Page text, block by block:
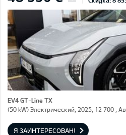
EV4 GT-Line TX
(50 kW) Электрический, 2025, 12 700 ,
Я ЗАИНТЕРЕСОВАН!